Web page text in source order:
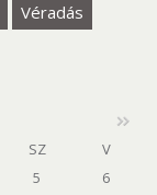
Véradás
SZ
V
5
6